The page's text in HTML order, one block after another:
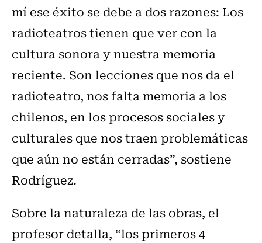
mí ese éxito se debe a dos razones: Los
radioteatros tienen que ver con la
cultura sonora y nuestra memoria
reciente. Son lecciones que nos da el
radioteatro, nos falta memoria a los
chilenos, en los procesos sociales y
culturales que nos traen problemáticas
que aún no están cerradas”, sostiene
Rodríguez.
Sobre la naturaleza de las obras, el
profesor detalla, “los primeros 4